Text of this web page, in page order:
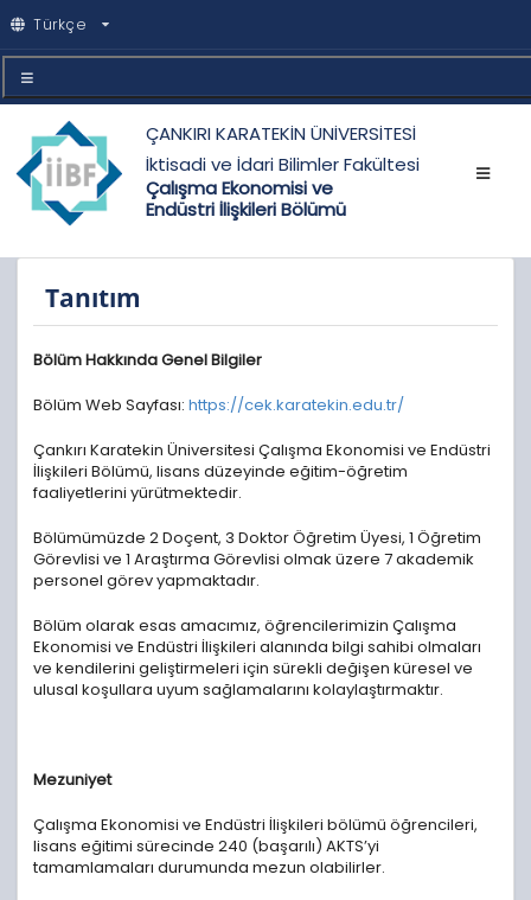
Türkçe
ÇANKIRI KARATEKİN ÜNİVERSİTESİ
İktisadi ve İdari Bilimler Fakültesi
Çalışma Ekonomisi ve
Endüstri İlişkileri Bölümü
Tanıtım
Bölüm Hakkında Genel Bilgiler
Bölüm Web Sayfası: https://cek.karatekin.edu.tr/
Çankırı Karatekin Üniversitesi Çalışma Ekonomisi ve Endüstri
İlişkileri Bölümü, lisans düzeyinde eğitim-öğretim
faaliyetlerini yürütmektedir.
Bölümümüzde 2 Doçent, 3 Doktor Öğretim Üyesi, 1 Öğretim
Görevlisi ve 1 Araştırma Görevlisi olmak üzere 7 akademik
personel görev yapmaktadır.
Bölüm olarak esas amacımız, öğrencilerimizin Çalışma
Ekonomisi ve Endüstri İlişkileri alanında bilgi sahibi olmaları
ve kendilerini geliştirmeleri için sürekli değişen küresel ve
ulusal koşullara uyum sağlamalarını kolaylaştırmaktır.
Mezuniyet
Çalışma Ekonomisi ve Endüstri İlişkileri bölümü öğrencileri,
lisans eğitimi sürecinde 240 (başarılı) AKTS’yi
tamamlamaları durumunda mezun olabilirler.